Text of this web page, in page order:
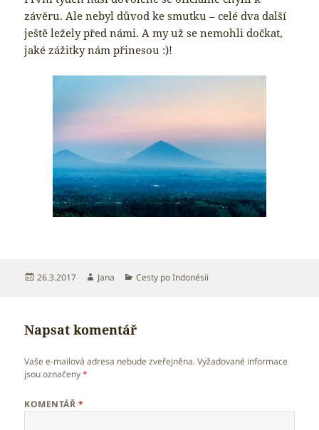
závěru. Ale nebyl důvod ke smutku – celé dva další
ještě ležely před námi. A my už se nemohli dočkat,
jaké zážitky nám přinesou :)!
Publikováno:
26.3.2017 Autor:
Jana Rubriky:
Cesty po Indonésii
Napsat komentář
Vaše e-mailová adresa nebude zveřejněna. Vyžadované informace
jsou označeny*
KOMENTÁŘ *